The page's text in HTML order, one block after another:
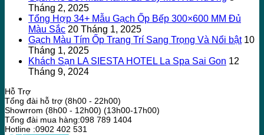
Tháng 2, 2025
Tổng Hợp 34+ Mẫu Gạch Ốp Bếp 300×600 MM Đủ
Màu Sắc 20 Tháng 1, 2025
Gạch Màu Tím Ốp Trang Trí Sang Trọng Và Nổi bật 10
Tháng 1, 2025
Khách Sạn LA SIESTA HOTEL La Spa Sai Gon 12
Tháng 9, 2024
Hỗ Trợ
Tổng đài hỗ trợ (8h00 - 22h00)
Showrrom (8h00 - 12h00) (13h00-17h00)
Tổng đài mua hàng:098 789 1404
Hotline :0902 402 531